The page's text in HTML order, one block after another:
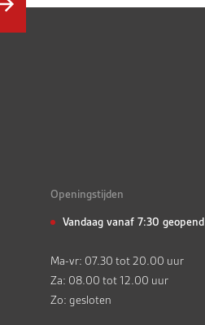
Openingstijden
Vandaag vanaf 7:30 geopend
Ma-vr: 07.30 tot 20.00 uur
Za: 08.00 tot 12.00 uur
Zo: gesloten